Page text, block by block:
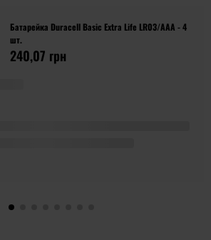
Батарейка Duracell Basic Extra Life LR03/AAA - 4
шт.
240,07 грн